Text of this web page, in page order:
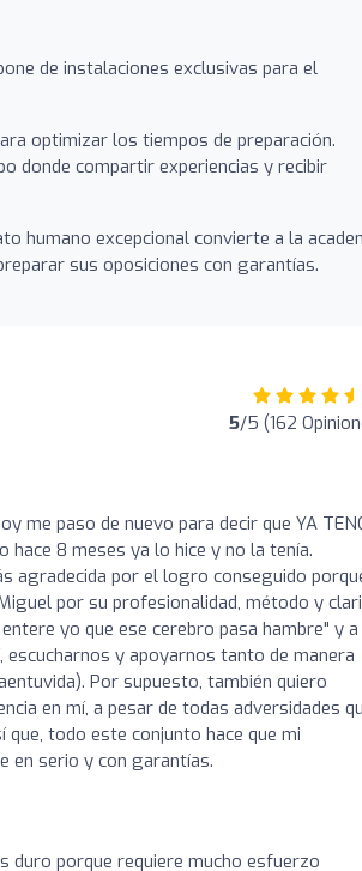
de instalaciones exclusivas para el
optimizar los tiempos de preparación.
donde compartir experiencias y recibir
humano excepcional convierte a la
sus oposiciones con garantías.
5/5 (162
me paso de nuevo para decir que YA
hace 8 meses ya lo hice y no la tenía.
agradecida por el logro conseguido
por su profesionalidad, método y
yo que ese cerebro pasa hambre" y
y apoyarnos tanto de manera
Por supuesto, también quiero
en mí, a pesar de todas adversidades
todo este conjunto hace que mi
en serio y con garantías.
duro porque requiere mucho esfuerzo